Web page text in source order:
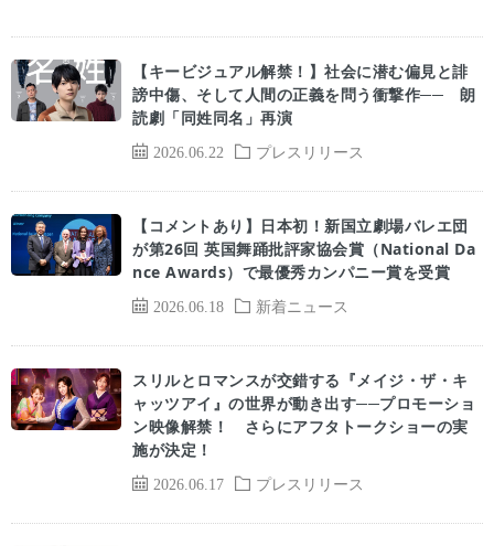
2026.06.22 プレスリリース
【キービジュアル解禁！】社会に潜む偏見と誹
謗中傷、そして人間の正義を問う衝撃作── 朗
読劇「同姓同名」再演
2026.06.18 新着ニュース
【コメントあり】日本初！新国立劇場バレエ団
が第26回 英国舞踊批評家協会賞（National Da
nce Awards）で最優秀カンパニー賞を受賞
2026.06.17 プレスリリース
スリルとロマンスが交錯する『メイジ・ザ・キ
ャッツアイ』の世界が動き出す──プロモーショ
ン映像解禁！ さらにアフタトークショーの実
施が決定！